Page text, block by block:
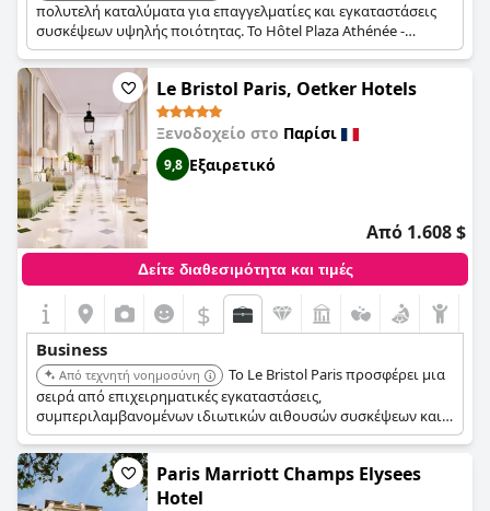
πολυτελή καταλύματα για επαγγελματίες και εγκαταστάσεις
συσκέψεων υψηλής ποιότητας. Το Hôtel Plaza Athénée -
Dorchester Collection περιλαμβάνει ιδιωτικές αίθουσες
συσκέψεων, internet υψηλής ταχύτητας και εξατομικευμένες
υπηρεσίες, εξασφαλίζοντας μια απρόσκοπτη επαγγελματική
εμπειρία.
Le Bristol Paris, Oetker Hotels
Ξενοδοχείο στο Παρίσι
9,8 Εξαιρετικό
Από 1.608 $
Δείτε διαθεσιμότητα και τιμές
$
Business
Από τεχνητή νοημοσύνη
Το Le Bristol Paris προσφέρει μια
σειρά από επιχειρηματικές εγκαταστάσεις,
συμπεριλαμβανομένων ιδιωτικών αιθουσών συσκέψεων και
συνεδριακών σουιτών. Το ξενοδοχείο παρέχει ολοκληρωμένες
υπηρεσίες υποστήριξης για εταιρικές εκδηλώσεις. Η φήμη του
για την αριστεία και τα πολυτελή καταλύματα το καθιστούν
προτιμώμενη επιλογή για την επιχειρηματική πελατεία.
Paris Marriott Champs Elysees
Hotel